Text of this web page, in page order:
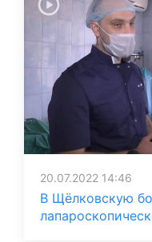
20.07.2022 14:46
В Щёлковскую